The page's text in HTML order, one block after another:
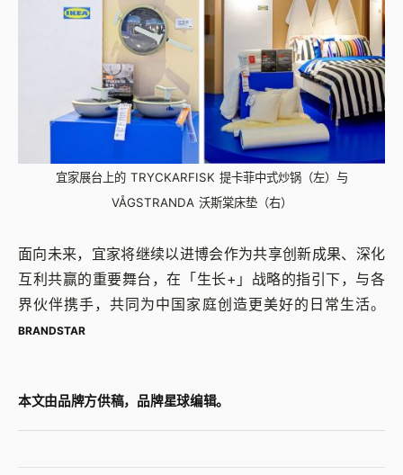
宜家展台上的 TRYCKARFISK 提卡菲中式炒锅（左）与
VÅGSTRANDA 沃斯棠床垫（右）
面向未来，宜家将继续以进博会作为共享创新成果、深化
互利共赢的重要舞台，在「生长+」战略的指引下，与各
界伙伴携手，共同为中国家庭创造更美好的日常生活。
BRANDSTAR
本文由品牌方供稿，品牌星球编辑。